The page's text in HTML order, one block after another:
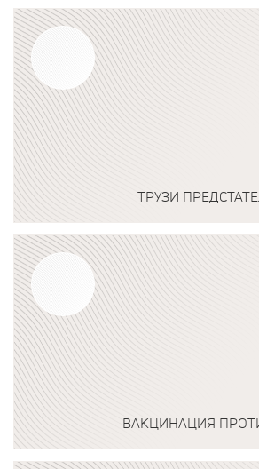
ТРУЗИ
Подробнее о программе
ВАКЦИНАЦИЯ